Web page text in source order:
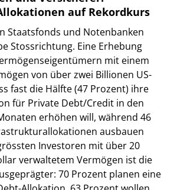
auf Rekordkurs
Staatsfonds und Notenbanken
Stossrichtung. Eine Erhebung
mit einem
von über zwei Billionen US-
fast die Hälfte (47 Prozent) ihre
für Private Debt/Credit in den
erhöhen will, während 46
ausbauen
Investoren mit über 20
verwaltetem Vermögen ist die
70 Prozent planen eine